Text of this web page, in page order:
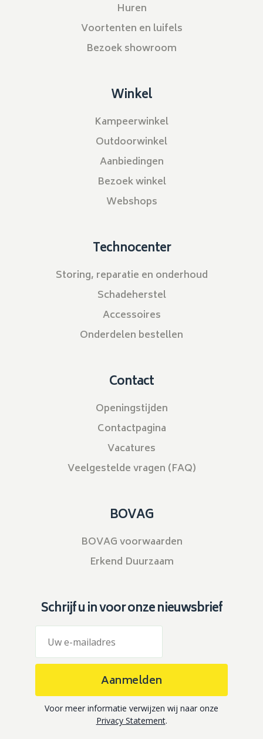
Huren
Voortenten en luifels
Bezoek showroom
Winkel
Kampeerwinkel
Outdoorwinkel
Aanbiedingen
Bezoek winkel
Webshops
Technocenter
Storing, reparatie en onderhoud
Schadeherstel
Accessoires
Onderdelen bestellen
Contact
Openingstijden
Contactpagina
Vacatures
Veelgestelde vragen (FAQ)
BOVAG
BOVAG voorwaarden
Erkend Duurzaam
Schrijf u in voor onze nieuwsbrief
Aanmelden
Voor meer informatie verwijzen wij naar onze
Privacy Statement.